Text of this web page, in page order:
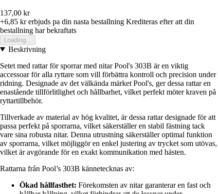
137,00 kr
+6,85 krerbjuds pa din nasta bestallning Krediteras efter att din
bestallning har bekraftats
Loading...
Beskrivning
Setet med rattar för sporrar med nitar Pool's 303B är en viktig
accessoar för alla ryttare som vill förbättra kontroll och precision under
ridning. Designade av det välkända märket Pool's, ger dessa rattar en
enastående tillförlitlighet och hållbarhet, vilket perfekt möter kraven på
ryttartillbehör.
Tillverkade av material av hög kvalitet, är dessa rattar designade för att
passa perfekt på sporrarna, vilket säkerställer en stabil fästning tack
vare sina robusta nitar. Denna utrustning säkerställer optimal funktion
av sporrarna, vilket möjliggör en enkel justering av trycket som utövas,
vilket är avgörande för en exakt kommunikation med hästen.
Rattarna från Pool’s 303B kännetecknas av:
Ökad hållfasthet: Förekomsten av nitar garanterar en fast och